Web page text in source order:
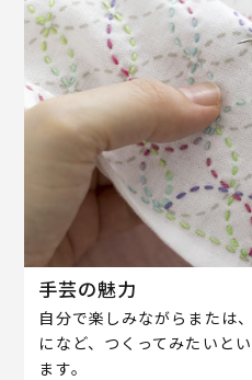
手芸の魅力
自分で楽しみながらまたは
になど、つくってみたいと
ます。